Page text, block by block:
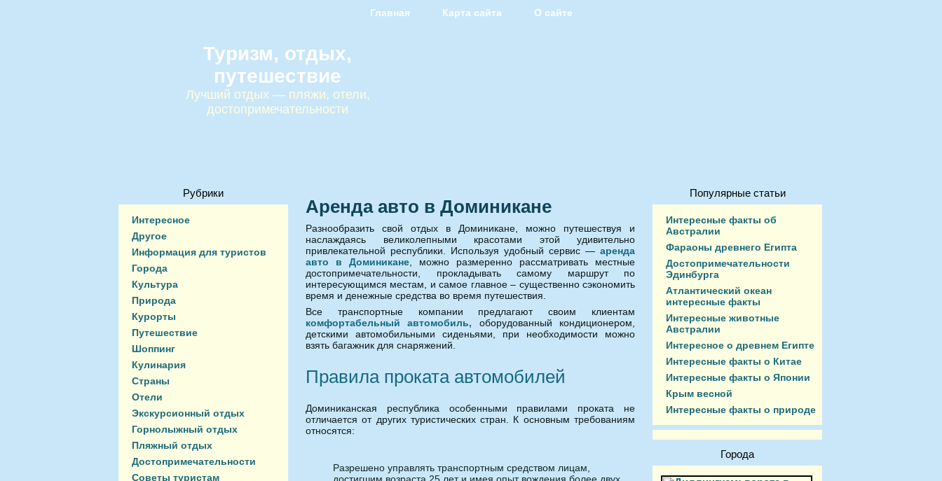
Главная Карта сайта О сайте
Туризм, отдых,
путешествие
Лучший отдых — пляжи, отели,
достопримечательности
Рубрики
Интересное
Другое
Информация для туристов
Города
Культура
Природа
Курорты
Путешествие
Шоппинг
Кулинария
Страны
Отели
Экскурсионный отдых
Горнолыжный отдых
Пляжный отдых
Достопримечательности
Советы туристам
Аренда авто в Доминикане
Разнообразить свой отдых в Доминикане, можно путешествуя и
наслаждаясь великолепными красотами этой удивительно
привлекательной республики. Используя удобный сервис — аренда
авто в Доминикане , можно размеренно рассматривать местные
достопримечательности, прокладывать самому маршрут по
интересующимся местам, и самое главное – существенно сэкономить
время и денежные средства во время путешествия.
Все транспортные компании предлагают своим клиентам
комфортабельный автомобиль, оборудованный кондиционером,
детскими автомобильными сиденьями, при необходимости можно
взять багажник для снаряжений.
Правила проката автомобилей
Доминиканская республика особенными правилами проката не
отличается от других туристических стран. К основным требованиям
относятся:
Разрешено управлять транспортным средством лицам,
Популярные статьи
Интересные факты об
Австралии
Фараоны древнего Египта
Достопримечательности
Эдинбурга
Атлантический океан
интересные факты
Интересные животные
Австралии
Интересное о древнем Египте
Интересные факты о Китае
Интересные факты о Японии
Крым весной
Интересные факты о природе
Города